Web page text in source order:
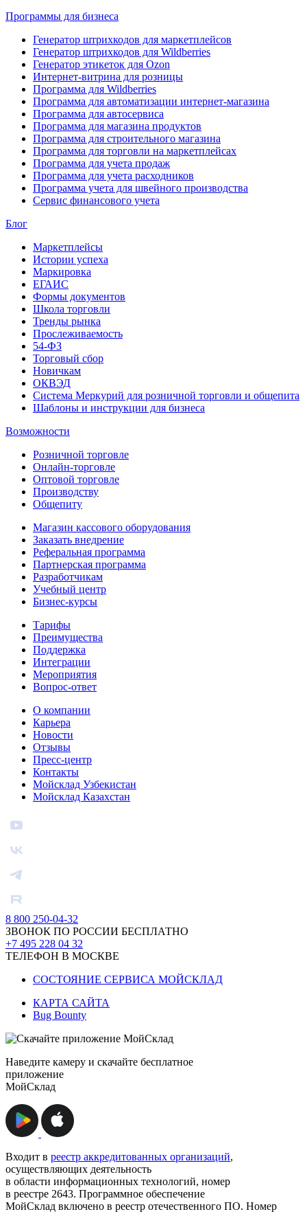
Программы для бизнеса
Генератор штрихкодов для маркетплейсов
Генератор штрихкодов для Wildberries
Генератор этикеток для Ozon
Интернет-витрина для розницы
Программа для Wildberries
Программа для автоматизации интернет-магазина
Программа для автосервиса
Программа для магазина продуктов
Программа для строительного магазина
Программа для торговли на маркетплейсах
Программа для учета продаж
Программа для учета расходников
Программа учета для швейного производства
Сервис финансового учета
Блог
Маркетплейсы
Истории успеха
Маркировка
ЕГАИС
Формы документов
Школа торговли
Тренды рынка
Прослеживаемость
54-ФЗ
Торговый сбор
Новичкам
ОКВЭД
Система Меркурий для розничной торговли и общепита
Шаблоны и инструкции для бизнеса
Возможности
Розничной торговле
Онлайн-торговле
Оптовой торговле
Производству
Общепиту
Магазин кассового оборудования
Заказать внедрение
Реферальная программа
Партнерская программа
Разработчикам
Учебный центр
Бизнес‑курсы
Тарифы
Преимущества
Поддержка
Интеграции
Мероприятия
Вопрос-ответ
О компании
Карьера
Новости
Отзывы
Пресс-центр
Контакты
Мойсклад Узбекистан
Мойсклад Казахстан
8 800 250-04-32
ЗВОНОК ПО РОССИИ БЕСПЛАТНО
+7 495 228 04 32
ТЕЛЕФОН В МОСКВЕ
СОСТОЯНИЕ СЕРВИСА МОЙСКЛАД
КАРТА САЙТА
Bug Bounty
Наведите камеру и скачайте бесплатное
приложение
МойСклад
Входит в реестр аккредитованных организаций,
осуществляющих деятельность
в области информационных технологий, номер
в реестре 2643. Программное обеспечение
МойСклад включено в реестр отечественного ПО. Номер